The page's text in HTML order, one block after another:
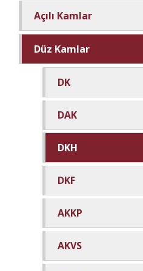
Açılı Kamlar
Düz Kamlar
DK
DAK
DKH
DKF
AKKP
AKVS